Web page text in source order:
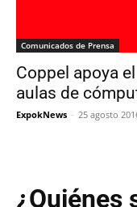
Comunicados de Prensa
Coppel apoya
aulas de
ExpokNews - 25 agosto
¿Quiénes